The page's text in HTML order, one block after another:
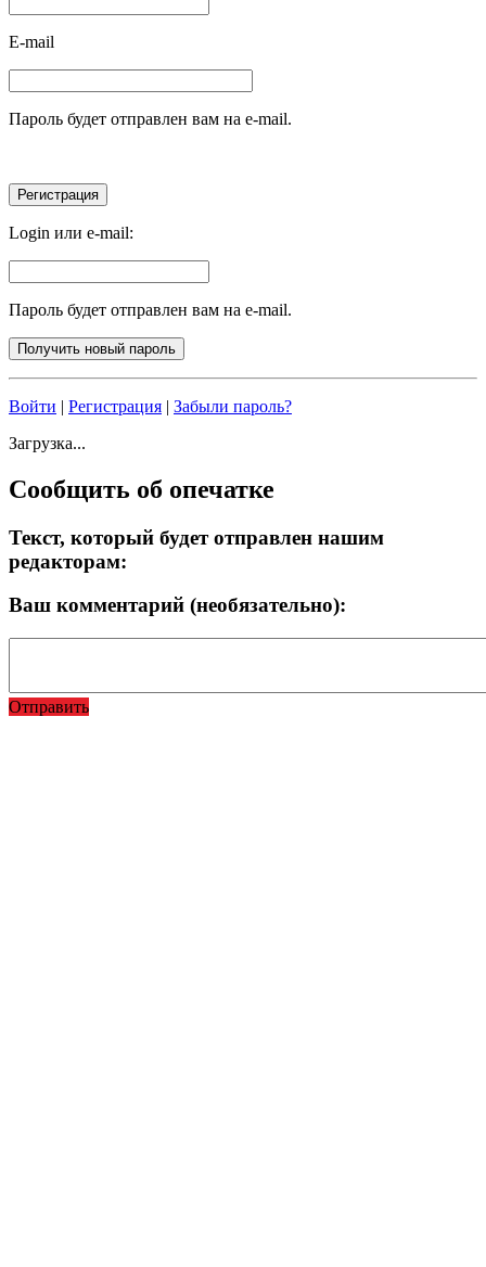
E-mail
Пароль будет отправлен вам на e-mail.
Login или e-mail:
Пароль будет отправлен вам на e-mail.
Войти | Регистрация | Забыли пароль?
Загрузка...
Сообщить об опечатке
Текст, который будет отправлен нашим
редакторам:
Ваш комментарий (необязательно):
Отправить